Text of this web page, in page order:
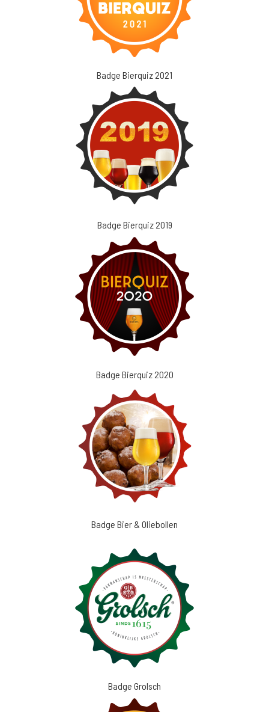
Badge Bierquiz 2021
Badge Bierquiz 2019
Badge Bierquiz 2020
Badge Bier & Oliebollen
Badge Grolsch